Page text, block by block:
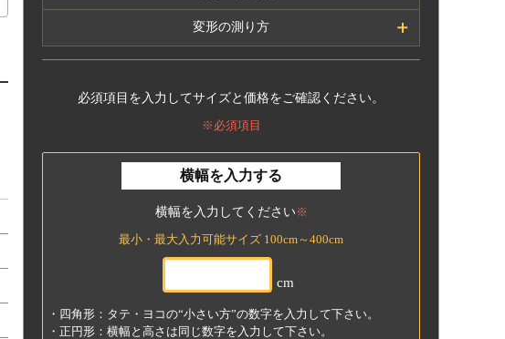
を測ってください。
ご注文方法
変形の測り方
柱周りのカットや中央くり抜きなど変形サイズは、そ
その際には 必ず“横幅”にはヨコの数字の合計、“長
さ”にはタテの数字の合計が同じになるように
ご注文いただくのが多少の誤差にも対応できるのでお
すすめです。
【 140×200cmの変形オーダーカーペットの場合 】
必須項目を入力してサイズと価格をご確認ください。
※必須項目
横幅を入力する
横幅を入力してください※
最小・最大入力可能サイズ 100cm～400cm
cm
・四角形：タテ・ヨコの“小さい方”の数字を入力して下さい。
・正円形：横幅と高さは同じ数字を入力して下さい。